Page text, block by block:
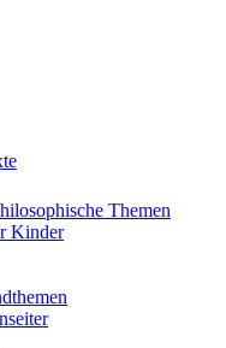
Themen
Kinder